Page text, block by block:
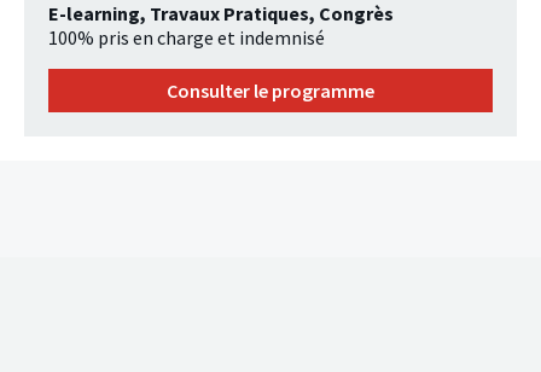
E-learning, Travaux Pratiques, Congrès
100% pris en charge et indemnisé
Consulter le programme